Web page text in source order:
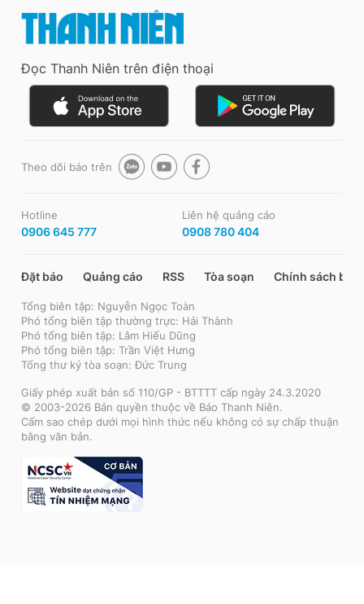
Đọc Thanh Niên trên điện thoại
Theo dõi báo trên
Hotline
0906 645 777
Liên hệ quảng cáo
0908 780 404
Đặt báo Quảng cáo RSS Tòa soạn Chính sách bảo
Tổng biên tập: Nguyễn Ngọc Toàn
Phó tổng biên tập thường trực: Hải Thành
Phó tổng biên tập: Lâm Hiếu Dũng
Phó tổng biên tập: Trần Việt Hưng
Tổng thư ký tòa soạn: Đức Trung
Giấy phép xuất bản số 110/GP - BTTTT cấp ngày 24.3.2020
© 2003-2026 Bản quyền thuộc về Báo Thanh Niên.
Cấm sao chép dưới mọi hình thức nếu không có sự chấp thuận
bằng văn bản.